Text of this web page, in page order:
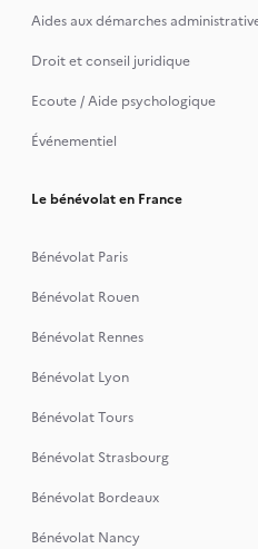
Aides aux démarches
Droit et conseil juridique
Ecoute / Aide psychologique
Événementiel
Le bénévolat en France
Bénévolat Paris
Bénévolat Rouen
Bénévolat Rennes
Bénévolat Lyon
Bénévolat Tours
Bénévolat Strasbourg
Bénévolat Bordeaux
Bénévolat Nancy